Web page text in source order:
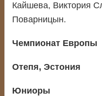
Кайшева, Виктория
Поварницын.
Чемпионат Европы
Отепя, Эстония
Юниоры